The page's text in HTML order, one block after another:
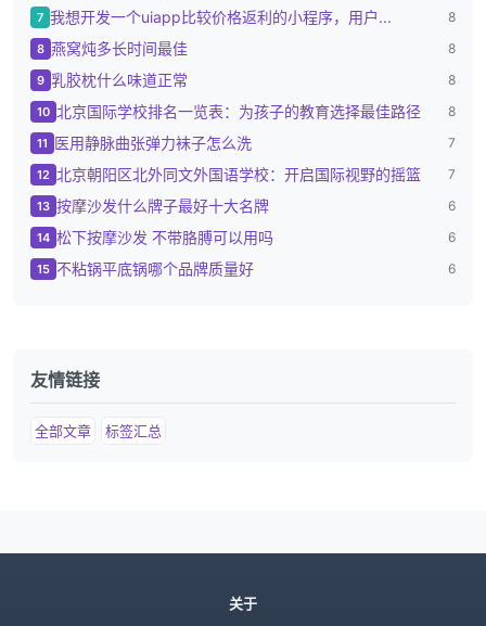
7 我想开发一个uiapp比较价格返利的小程序，用户... 8
8 燕窝炖多长时间最佳 8
9 乳胶枕什么味道正常 8
10 北京国际学校排名一览表：为孩子的教育选择最佳路径 8
11 医用静脉曲张弹力袜子怎么洗 7
12 北京朝阳区北外同文外国语学校：开启国际视野的摇篮 7
13 按摩沙发什么牌子最好十大名牌 6
14 松下按摩沙发 不带胳膊可以用吗 6
15 不粘锅平底锅哪个品牌质量好 6
友情链接
全部文章 标签汇总
关于